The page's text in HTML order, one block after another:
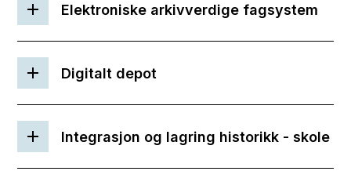
Elektroniske arkivverdige fagsystem
Digitalt depot
Integrasjon og lagring historikk - skole